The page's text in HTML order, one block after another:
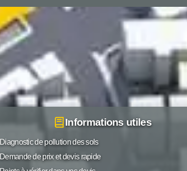
Informations utiles
Diagnostic de pollution des sols
Demande de prix et devis rapide